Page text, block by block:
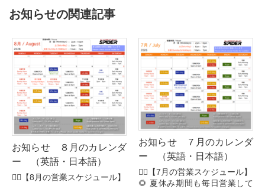
お知らせの関連記事
お知らせ ８月のカレンダ
ー （英語・日本語）
🧗‍♂️【8月の営業スケジュール】
お知らせ ７月のカレンダ
ー （英語・日本語）
🧗‍♂️【7月の営業スケジュール】
🌻 夏休み期間も毎日営業して